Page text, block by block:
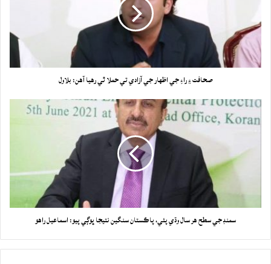
صحافت ۽ راءِ جي اظهار جي آزادي تي حملا ٿي رهيا آهن: بلاول
سمنڊ جي سطح هر سال وڌي پئي، پاڪستان سنگين نتيجا ڀوڳي پيو: اسماعيل راهو